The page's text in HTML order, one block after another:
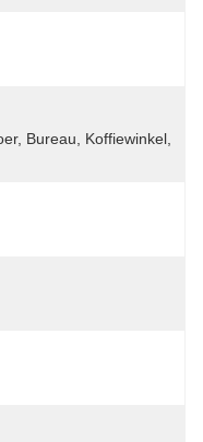
Bureau, Koffiewinkel,